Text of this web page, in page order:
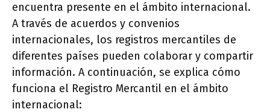
encuentra presente en el ámbito internacional.
A través de acuerdos y convenios
internacionales, los registros mercantiles de
diferentes países pueden colaborar y compartir
información. A continuación, se explica cómo
funciona el Registro Mercantil en el ámbito
internacional: